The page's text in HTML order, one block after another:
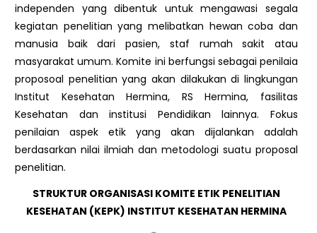
independen yang dibentuk untuk mengawasi segala
kegiatan penelitian yang melibatkan hewan coba dan
manusia baik dari pasien, staf rumah sakit atau
masyarakat umum. Komite ini berfungsi sebagai penilaia
proposoal penelitian yang akan dilakukan di lingkungan
Institut Kesehatan Hermina, RS Hermina, fasilitas
Kesehatan dan institusi Pendidikan lainnya. Fokus
penilaian aspek etik yang akan dijalankan adalah
berdasarkan nilai ilmiah dan metodologi suatu proposal
penelitian.
STRUKTUR ORGANISASI KOMITE ETIK PENELITIAN
KESEHATAN (KEPK) INSTITUT KESEHATAN HERMINA